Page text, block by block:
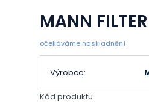
MANN
očekáváme naskladnění
Výrobce:
Kód produktu